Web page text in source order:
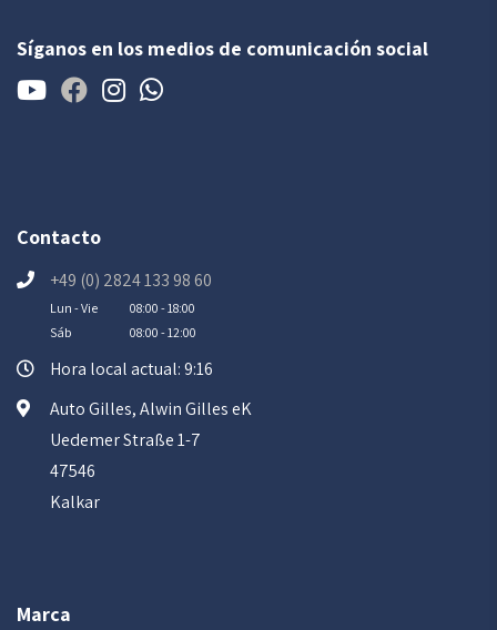
Síganos en los medios de comunicación social
Contacto
+49 (0) 2824 133 98 60
Lun - Vie
08:00 - 18:00
Sáb
08:00 - 12:00
Hora local actual: 9:16
Auto Gilles, Alwin Gilles eK
Uedemer Straße 1-7
47546
Kalkar
Marca